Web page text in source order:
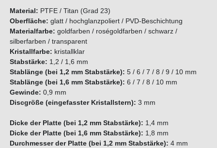
Material: PTFE / Titan (Grad 23)
Oberfläche: glatt / hochglanzpoliert / PVD-Beschichtung
Materialfarbe: goldfarben / roségoldfarben / schwarz /
silberfarben / transparent
Kristallfarbe: kristallklar
Stabstärke: 1,2 / 1,6 mm
Stablänge (bei 1,2 mm Stabstärke): 5 / 6 / 7 / 8 / 9 / 10 mm
Stablänge (bei 1,6 mm Stabstärke): 6 / 7 / 8 / 10 mm
Gewinde: 0,9 mm
Discgröße (eingefasster Kristallstern): 3 mm
Dicke der Platte (bei 1,2 mm Stabstärke): 1,4 mm
Dicke der Platte (bei 1,6 mm Stabstärke): 1,8 mm
Durchmesser der Platte (bei 1,2 mm Stabstärke): 4 mm